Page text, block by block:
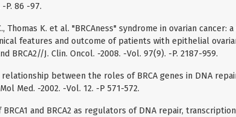
P. 86 -97.
Thomas K. et al. "BRCAness" syndrome in ovarian cancer:
features and outcome of patients with epithelial
BRCA2//J. Clin. Oncol. -2008. -Vol. 97(9). -P. 2187-959.
relationship between the roles of BRCA genes in DNA
Med. -2002. -Vol. 12. -Р 571-572.
BRCA1 and BRCA2 as regulators of DNA repair,